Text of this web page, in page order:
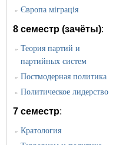
» Європа міграція
8 семестр (зачёты):
» Теория партий и
партийных систем
» Постмодерная политика
» Политическое лидерство
7 семестр:
» Кратология